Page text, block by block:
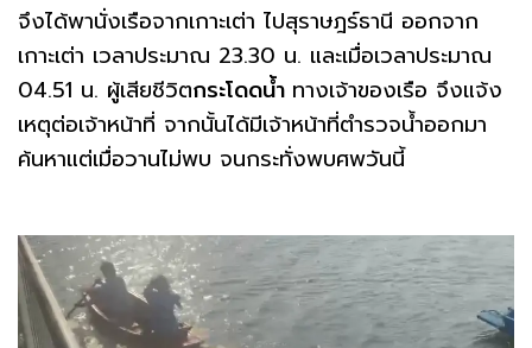
จึงได้พานั่งเรือจากเกาะเต่า ไปสุราษฎร์ธานี ออกจาก
เกาะเต่า เวลาประมาณ 23.30 น. และเมื่อเวลาประมาณ
04.51 น. ผู้เสียชีวิตกระโดดน้ำ ทางเจ้าของเรือ จึงแจ้ง
เหตุต่อเจ้าหน้าที่ จากนั้นได้มีเจ้าหน้าที่ตำรวจน้ำออกมา
ค้นหาแต่เมื่อวานไม่พบ จนกระทั่งพบศพวันนี้